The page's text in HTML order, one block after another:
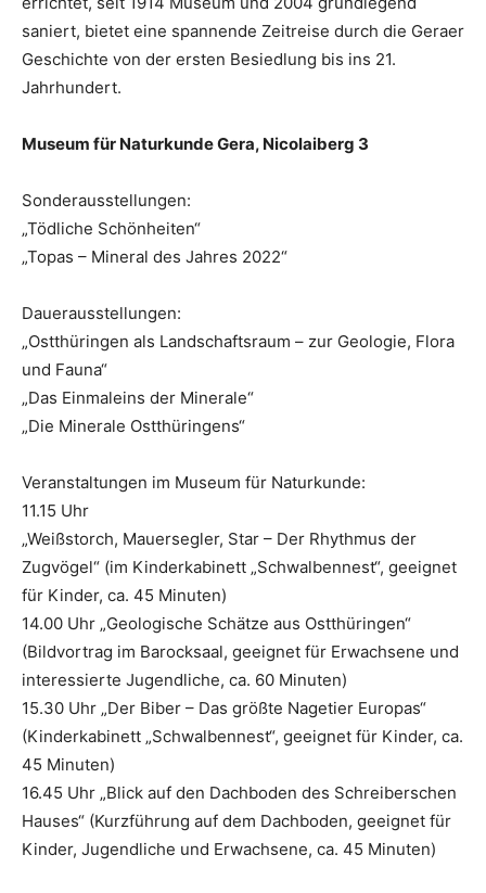
saniert, bietet eine spannende Zeitreise durch die Geraer
Geschichte von der ersten Besiedlung bis ins 21.
Jahrhundert.
Museum für Naturkunde Gera, Nicolaiberg 3
Sonderausstellungen:
„Tödliche Schönheiten“
„Topas – Mineral des Jahres 2022“
Dauerausstellungen:
„Ostthüringen als Landschaftsraum – zur Geologie, Flora
und Fauna“
„Das Einmaleins der Minerale“
„Die Minerale Ostthüringens“
Veranstaltungen im Museum für Naturkunde:
11.15 Uhr
„Weißstorch, Mauersegler, Star – Der Rhythmus der
Zugvögel“ (im Kinderkabinett „Schwalbennest“, geeignet
für Kinder, ca. 45 Minuten)
14.00 Uhr „Geologische Schätze aus Ostthüringen“
(Bildvortrag im Barocksaal, geeignet für Erwachsene und
interessierte Jugendliche, ca. 60 Minuten)
15.30 Uhr „Der Biber – Das größte Nagetier Europas“
(Kinderkabinett „Schwalbennest“, geeignet für Kinder, ca.
45 Minuten)
16.45 Uhr „Blick auf den Dachboden des Schreiberschen
Hauses“ (Kurzführung auf dem Dachboden, geeignet für
Kinder, Jugendliche und Erwachsene, ca. 45 Minuten)